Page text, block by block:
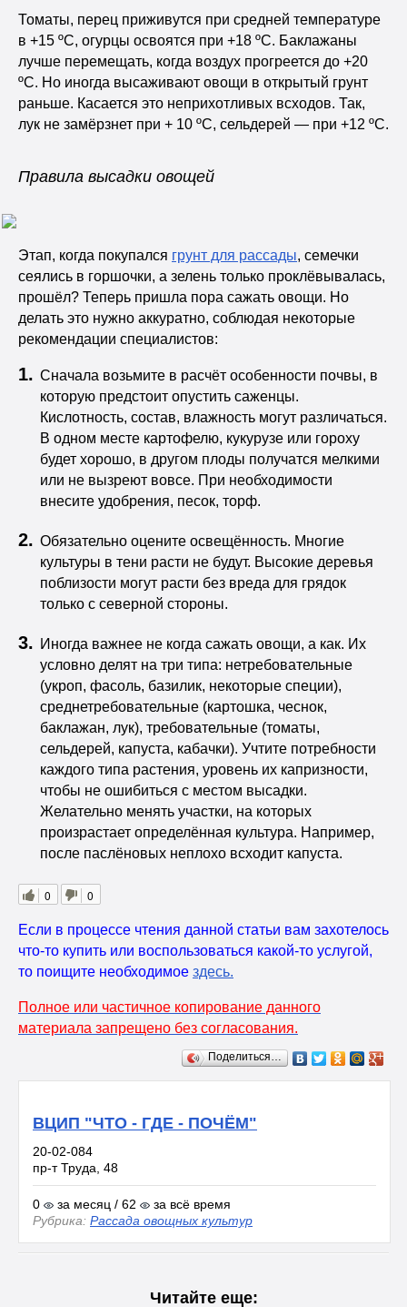
Томаты, перец приживутся при средней температуре
в +15 ºC, огурцы освоятся при +18 ºC. Баклажаны
лучше перемещать, когда воздух прогреется до +20
ºC. Но иногда высаживают овощи в открытый грунт
раньше. Касается это неприхотливых всходов. Так,
лук не замёрзнет при + 10 ºC, сельдерей — при +12 ºC.
Правила высадки овощей
Этап, когда покупался грунт для рассады, семечки
сеялись в горшочки, а зелень только проклёвывалась,
прошёл? Теперь пришла пора сажать овощи. Но
делать это нужно аккуратно, соблюдая некоторые
рекомендации специалистов:
Сначала возьмите в расчёт особенности почвы, в
которую предстоит опустить саженцы.
Кислотность, состав, влажность могут различаться.
В одном месте картофелю, кукурузе или гороху
будет хорошо, в другом плоды получатся мелкими
или не вызреют вовсе. При необходимости
внесите удобрения, песок, торф.
Обязательно оцените освещённость. Многие
культуры в тени расти не будут. Высокие деревья
поблизости могут расти без вреда для грядок
только с северной стороны.
Иногда важнее не когда сажать овощи, а как. Их
условно делят на три типа: нетребовательные
(укроп, фасоль, базилик, некоторые специи),
среднетребовательные (картошка, чеснок,
баклажан, лук), требовательные (томаты,
сельдерей, капуста, кабачки). Учтите потребности
каждого типа растения, уровень их капризности,
чтобы не ошибиться с местом высадки.
Желательно менять участки, на которых
произрастает определённая культура. Например,
после паслёновых неплохо всходит капуста.
0 0
Если в процессе чтения данной статьи вам захотелось
что-то купить или воспользоваться какой-то услугой,
то поищите необходимое здесь.
Полное или частичное копирование данного
материала запрещено без согласования.
Поделиться…
ВЦИП "ЧТО - ГДЕ - ПОЧЁМ"
20-02-084
пр-т Труда, 48
0 за месяц / 62
за всё время
Рубрика: Рассада овощных культур
Читайте еще: